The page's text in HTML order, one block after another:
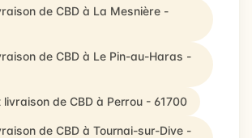
de CBD à La Mesnière -
de CBD à Le Pin-au-Haras -
de CBD à Perrou - 61700
de CBD à Tournai-sur-Dive -